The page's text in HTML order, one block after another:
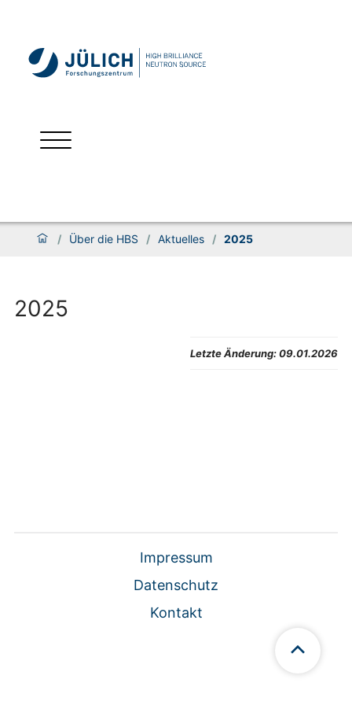
/ Über die HBS / Aktuelles / 2025
2025
Letzte Änderung:09.01.2026
Impressum
Datenschutz
Kontakt